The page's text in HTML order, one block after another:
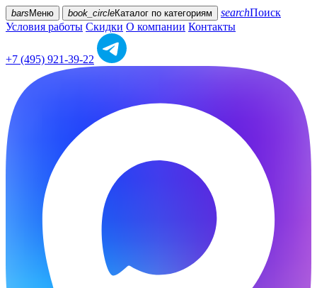
bars Меню book_circleКаталог по категориям searchПоиск
Условия работы Скидки О компании Контакты
+7 (495) 921-39-22